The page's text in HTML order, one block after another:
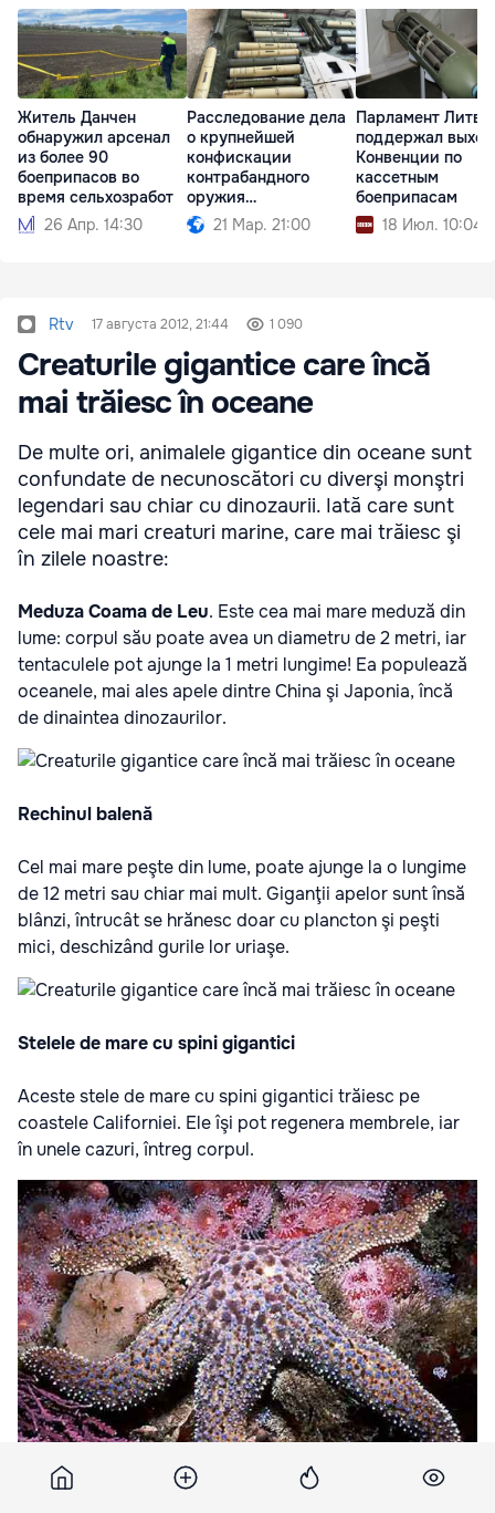
Житель Данчен
обнаружил арсенал
из более 90
боеприпасов во
время сельхозработ
26 Апр. 14:30
Расследование дела
о крупнейшей
конфискации
контрабандного
оружия
продолжается
21 Мар. 21:00
Парламент Литвы
поддержал
Конвенции по
кассетным
боеприпасам
18 Июл. 10:04
Rtv 17 августа 2012, 21:44 1 090
Creaturile gigantice care încă
mai trăiesc în oceane
De multe ori, animalele gigantice din oceane sunt
confundate de necunoscători cu diverşi monştri
legendari sau chiar cu dinozaurii. Iată care sunt
cele mai mari creaturi marine, care mai trăiesc şi
în zilele noastre:
Meduza Coama de Leu. Este cea mai mare meduză din
lume: corpul său poate avea un diametru de 2 metri, iar
tentaculele pot ajunge la 1 metri lungime! Ea populează
oceanele, mai ales apele dintre China şi Japonia, încă
de dinaintea dinozaurilor.
Rechinul balenă
Cel mai mare peşte din lume, poate ajunge la o lungime
de 12 metri sau chiar mai mult. Giganţii apelor sunt însă
blânzi, întrucât se hrănesc doar cu plancton şi peşti
mici, deschizând gurile lor uriaşe.
Stelele de mare cu spini gigantici
Aceste stele de mare cu spini gigantici trăiesc pe
coastele Californiei. Ele îşi pot regenera membrele, iar
în unele cazuri, întreg corpul.